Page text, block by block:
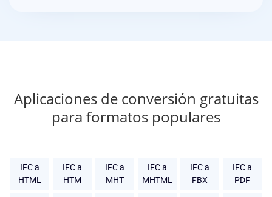
Aplicaciones de conversión gratuitas
para formatos populares
IFC a
HTML
IFC a
HTM
IFC a
MHT
IFC a
MHTML
IFC a
FBX
IFC a
PDF